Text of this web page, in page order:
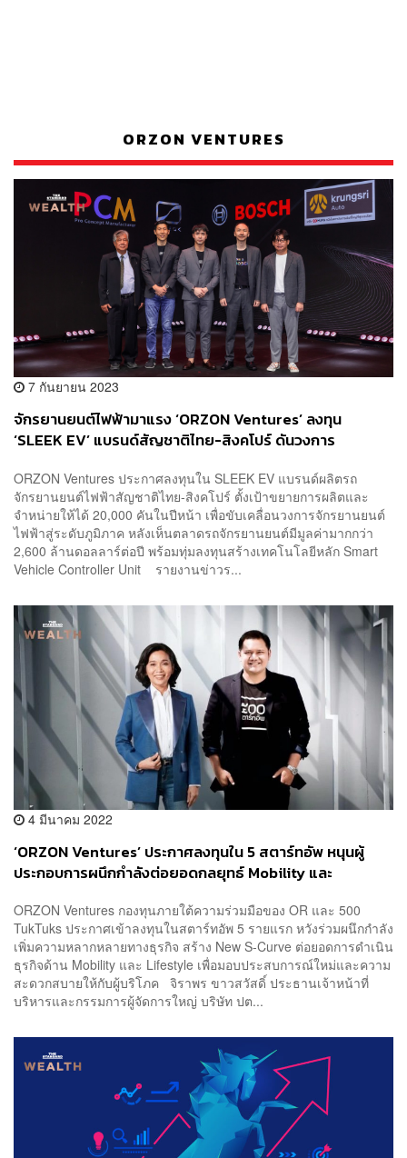
ORZON VENTURES
7 กันยายน 2023
จักรยานยนต์ไฟฟ้ามาแรง ‘ORZON Ventures’ ลงทุน
‘SLEEK EV’ แบรนด์สัญชาติไทย-สิงคโปร์ ดันวงการ
ORZON Ventures ประกาศลงทุนใน SLEEK EV แบรนด์ผลิตรถ
จักรยานยนต์ไฟฟ้าสัญชาติไทย-สิงคโปร์ ตั้งเป้าขยายการผลิตและ
จำหน่ายให้ได้ 20,000 คันในปีหน้า เพื่อขับเคลื่อนวงการจักรยานยนต์
ไฟฟ้าสู่ระดับภูมิภาค หลังเห็นตลาดรถจักรยานยนต์มีมูลค่ามากกว่า
2,600 ล้านดอลลาร์ต่อปี พร้อมทุ่มลงทุนสร้างเทคโนโลยีหลัก Smart
Vehicle Controller Unit รายงานข่าวร...
4 มีนาคม 2022
‘ORZON Ventures’ ประกาศลงทุนใน 5 สตาร์ทอัพ หนุนผู้
ประกอบการผนึกกำลังต่อยอดกลยุทธ์ Mobility และ
ORZON Ventures กองทุนภายใต้ความร่วมมือของ OR และ 500
TukTuks ประกาศเข้าลงทุนในสตาร์ทอัพ 5 รายแรก หวังร่วมผนึกกำลัง
เพิ่มความหลากหลายทางธุรกิจ สร้าง New S-Curve ต่อยอดการดำเนิน
ธุรกิจด้าน Mobility และ Lifestyle เพื่อมอบประสบการณ์ใหม่และความ
สะดวกสบายให้กับผู้บริโภค จิราพร ขาวสวัสดิ์ ประธานเจ้าหน้าที่
บริหารและกรรมการผู้จัดการใหญ่ บริษัท ปต...